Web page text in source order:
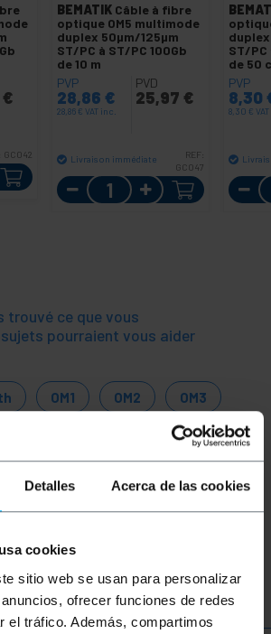
Detalles Acerca de las cookies
cookies
sitio web se usan para personalizar
ofrecer funciones de redes
el tráfico. Además, compartimos
€
GC042
BEMATIK Câble à fibre
optique OM5 multimode
duplex 50µm/125µm
ST/PC à ST/PC 100Gb
de 10 m
PVP
28,86 €
28,86 € VAT inc.
PVD
25,97 €
Livraison immédiate
REF:
GC047
Quantité
ST/PC
de 50
PVP
8,30
8,30 €
trouvé ce que vous
pourraient vous aider
OM1 OM2 OM3
télécom sfr.free mobile
gigabit